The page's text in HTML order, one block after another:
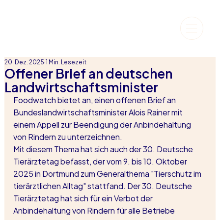
Offener Brief an deutschen
Landwirtschaftsminister
20. Dez. 2025 1 Min. Lesezeit
Foodwatch bietet an, einen offenen Brief an
Bundeslandwirtschaftsminister Alois Rainer mit
einem Appell zur Beendigung der Anbindehaltung
von Rindern zu unterzeichnen.
Mit diesem Thema hat sich auch der 30. Deutsche
Tierärztetag befasst, der vom 9. bis 10. Oktober
2025 in Dortmund zum Generalthema "Tierschutz im
tierärztlichen Alltag" stattfand. Der 30. Deutsche
Tierärztetag hat sich für ein Verbot der
Anbindehaltung von Rindern für alle Betriebe